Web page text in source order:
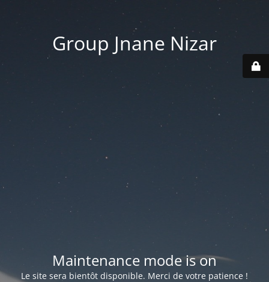
Group Jnane Nizar
Maintenance mode is on
Le site sera bientôt disponible. Merci de votre patience !